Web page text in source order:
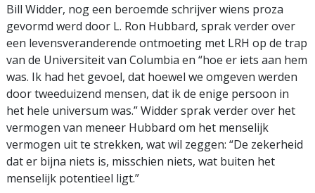
Bill Widder, nog een beroemde schrijver wiens proza
gevormd werd door L. Ron Hubbard, sprak verder over
een levensveranderende ontmoeting met LRH op de trap
van de Universiteit van Columbia en “hoe er iets aan hem
was. Ik had het gevoel, dat hoewel we omgeven werden
door tweeduizend mensen, dat ik de enige persoon in
het hele universum was.” Widder sprak verder over het
vermogen van meneer Hubbard om het menselijk
vermogen uit te strekken, wat wil zeggen: “De zekerheid
dat er bijna niets is, misschien niets, wat buiten het
menselijk potentieel ligt.”